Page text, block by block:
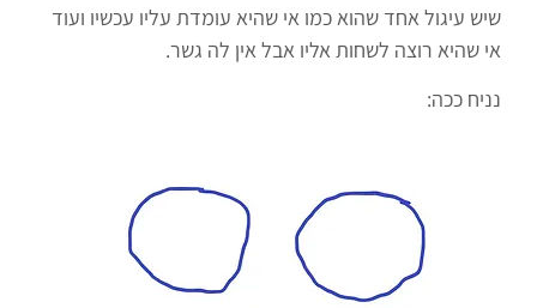
שיש עיגול אחד שהוא כמו אי שהיא עומדת עליו עכשיו ועוד
אי שהיא רוצה לשחות אליו אבל אין לה גשר.
נניח ככה: